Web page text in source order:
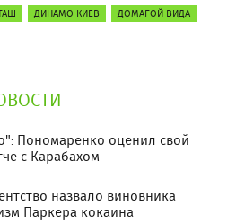
ДИНАМО КИЕВ ДОМАГОЙ ВИДА
Пономаренко оценил свой
с Карабахом
назвало виновника
Паркера кокаина